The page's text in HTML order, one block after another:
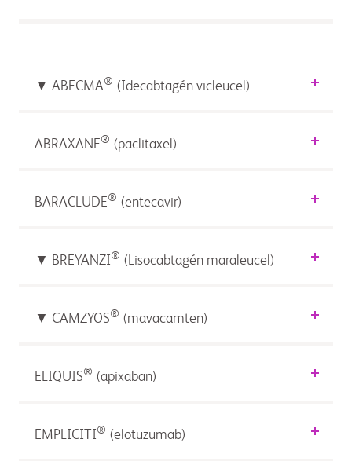
▼ ABECMA® (Idecabtagén vicleucel)
ABRAXANE® (paclitaxel)
BARACLUDE® (entecavir)
▼ BREYANZI® (Lisocabtagén maraleucel)
▼ CAMZYOS® (mavacamten)
ELIQUIS® (apixaban)
EMPLICITI® (elotuzumab)